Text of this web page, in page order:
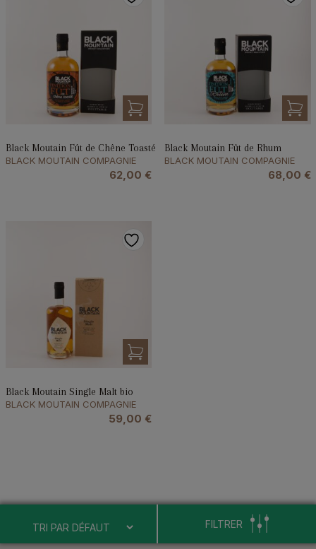
Black Moutain Fût de Chêne Toasté
BLACK MOUTAIN COMPAGNIE
62,00 €
Black Moutain Fût de Rhum
BLACK MOUTAIN COMPAGNIE
68,00 €
Black Moutain Single Malt bio
BLACK MOUTAIN COMPAGNIE
59,00 €
FILTRER